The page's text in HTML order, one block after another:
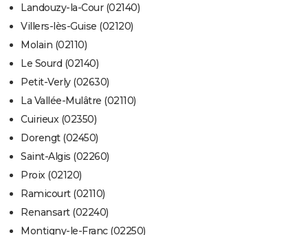
Landouzy-la-Cour (02140)
Villers-lès-Guise (02120)
Molain (02110)
Le Sourd (02140)
Petit-Verly (02630)
La Vallée-Mulâtre (02110)
Cuirieux (02350)
Dorengt (02450)
Saint-Algis (02260)
Proix (02120)
Ramicourt (02110)
Renansart (02240)
Montigny-le-Franc (02250)